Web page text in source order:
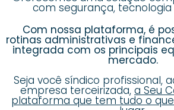
com segurança, tecnologia
Com nossa plataforma, é
rotinas administrativas e
integrada com os principais
mercado.
Seja você síndico profissional,
empresa terceirizada, a Seu
plataforma que tem tudo o